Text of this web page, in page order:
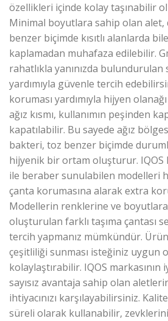
özellikleri içinde kolay taşınabilir
Minimal boyutlara sahip olan alet,
benzer biçimde kısıtlı alanlarda
kaplamadan muhafaza edilebilir.
rahatlıkla yanınızda
yardımıyla güvenle tercih
koruması yardımıyla hijyen
ağız kısmı, kullanımın peşinden
kapatılabilir. Bu sayede ağız
bakteri, toz benzer biçimde
hijyenik bir ortam oluşturur. IQOS
ile beraber sunulabilen modelleri
çanta korumasına alarak extra
Modellerin renklerine ve boyutlara
oluşturulan farklı taşıma çantası
tercih yapmanız mümkündür.
çeşitliliği sunması isteğiniz uygun
kolaylaştırabilir. IQOS markasının
sayısız avantaja sahip olan
ihtiyacınızı karşılayabilirsiniz.
süreli olarak kullanabilir,